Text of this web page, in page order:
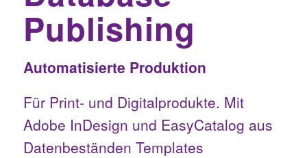
Publishing
Automatisierte Produktion
Für Print- und Digitalprodukte. Mit
Adobe InDesign und EasyCatalog aus
Datenbeständen Templates